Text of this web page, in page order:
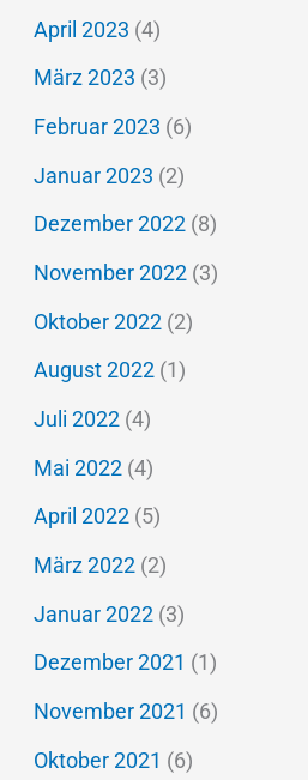
April 2023 (4)
März 2023 (3)
Februar 2023 (6)
Januar 2023 (2)
Dezember 2022 (8)
November 2022 (3)
Oktober 2022 (2)
August 2022 (1)
Juli 2022 (4)
Mai 2022 (4)
April 2022 (5)
März 2022 (2)
Januar 2022 (3)
Dezember 2021 (1)
November 2021 (6)
Oktober 2021 (6)